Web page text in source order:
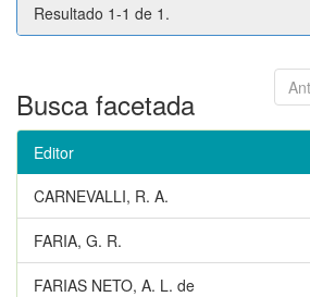
Resultado 1-1 de 1.
Busca facetada
Editor
CARNEVALLI, R. A.
FARIA, G. R.
FARIAS NETO, A. L. de